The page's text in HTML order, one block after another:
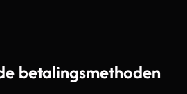
betalingsmethoden